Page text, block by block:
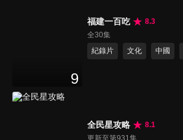
9
福建一百吃
8.3
全30集
紀錄片
文化 中國
全民星攻略
8.1